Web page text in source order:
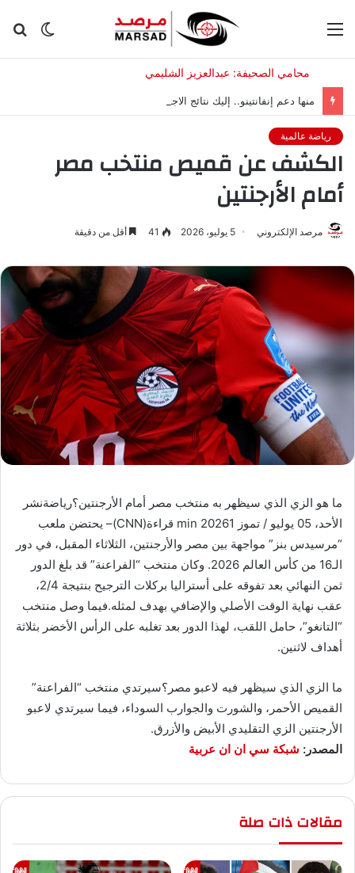
الوضع
منها دعم إنفانتينو.. إليك نتائج الاجتماع الطارئ لـ”فيفا” في المغرب
رياضة عالمية
الكشف عن قميص منتخب مصر
أمام الأرجنتين
مرصد الإلكتروني 5 يوليو، 2026 41 أقل من دقيقة
ما هو الزي الذي سيظهر به منتخب مصر أمام الأرجنتين؟رياضةنشر
الأحد، 05 يوليو / تموز 20261 min قراءة(CNN)– يحتضن ملعب
“مرسيدس بنز” مواجهة بين مصر والأرجنتين، الثلاثاء المقبل، في دور
الـ16 من كأس العالم 2026. وكان منتخب “الفراعنة” قد بلغ الدور
ثمن النهائي بعد تفوقه على أستراليا بركلات الترجيح بنتيجة 2/4،
عقب نهاية الوقت الأصلي والإضافي بهدف لمثله.فيما وصل منتخب
“التانغو”، حامل اللقب، لهذا الدور بعد تغلبه على الرأس الأخضر بثلاثة
أهداف لاثنين.
ما الزي الذي سيظهر فيه لاعبو مصر؟سيرتدي منتخب “الفراعنة”
القميص الأحمر، والشورت والجوارب السوداء، فيما سيرتدي لاعبو
الأرجنتين الزي التقليدي الأبيض والأزرق.
المصدر: شبكة سي ان ان عربية
مقالات ذات صلة